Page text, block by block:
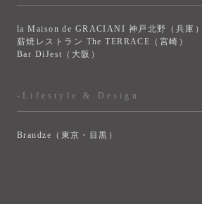
la Maison de GRACIANI 神戸北野（兵庫）
薪焼レストラン The TERRACE（宮崎）
Bar DiJest（大阪）
-Lifestyle & Design
Brandze（東京・目黒）